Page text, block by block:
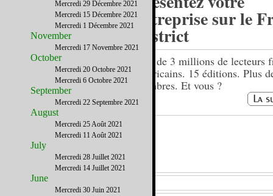
entreprise sur le
District
Près de 3 millions de lecteurs
américains. 15 éditions. Plus
membres. Et vous ?
Mercredi 29 Décembre 2021
Mercredi 15 Décembre 2021
Mercredi 1 Décembre 2021
November
Mercredi 17 Novembre 2021
October
Mercredi 20 Octobre 2021
Mercredi 6 Octobre 2021
September
Mercredi 22 Septembre 2021
August
Mercredi 25 Août 2021
Mercredi 11 Août 2021
July
Mercredi 28 Juillet 2021
Mercredi 14 Juillet 2021
June
Mercredi 30 Juin 2021